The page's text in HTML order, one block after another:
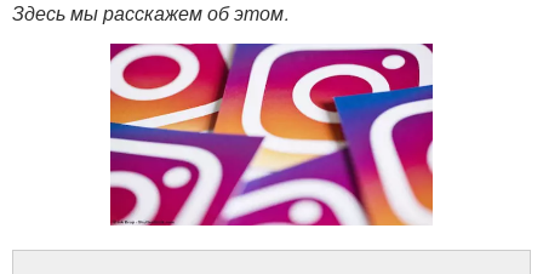
YANDEX
Здесь мы расскажем об этом.